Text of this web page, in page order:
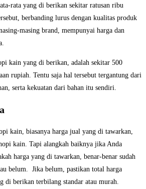
rata yang di berikan sekitar ratusan ribu
berbanding lurus dengan kualitas produk
masing brand, mempunyai harga dan
kain yang di berikan, adalah sekitar 500
rupiah. Tentu saja hal tersebut tergantung dari
serta kekuatan dari bahan itu sendiri.
kain, biasanya harga jual yang di tawarkan,
kain. Tapi alangkah baiknya jika Anda
harga yang di tawarkan, benar-benar sudah
belum. Jika belum, pastikan total harga
di berikan terbilang standar atau murah.